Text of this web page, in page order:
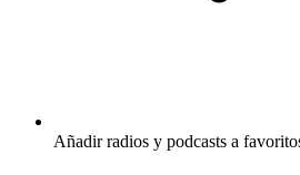
Añadir radios y podcasts a